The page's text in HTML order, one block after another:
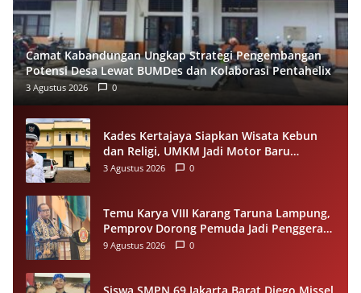
Camat Kabandungan Ungkap Strategi Pengembangan
Potensi Desa Lewat BUMDes dan Kolaborasi Pentahelix
3 Agustus 2026 0
Kades Kertajaya Siapkan Wisata Kebun
dan Religi, UMKM Jadi Motor Baru
Ekonomi Desa
3 Agustus 2026 0
Temu Karya VIII Karang Taruna Lampung,
Pemprov Dorong Pemuda Jadi Penggerak
Ekonomi Desa
9 Agustus 2026 0